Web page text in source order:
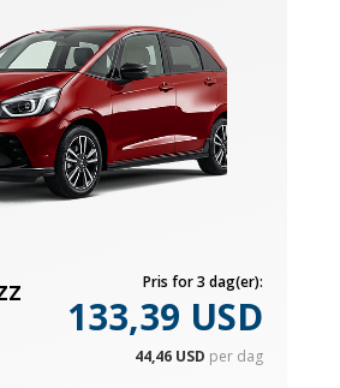
Pris for 3 dag(er):
133,39 USD
44,46 USD per dag